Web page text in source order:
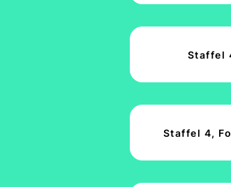
Staffel
Staffel 4,